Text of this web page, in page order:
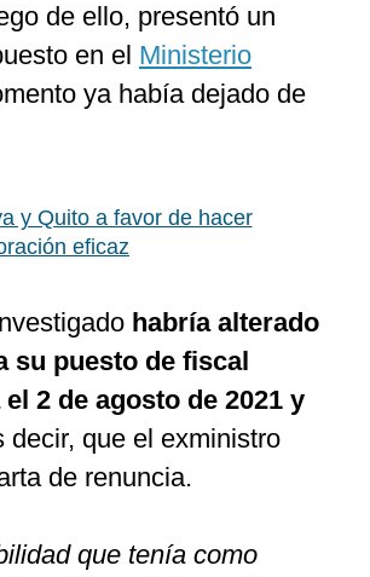
de ello, presentó un
en el Ministerio
ya había dejado de
y Quito a favor de hacer
eficaz
habría alterado
su puesto de fiscal
2 de agosto de 2021 y
decir, que el exministro
de renuncia.
que tenía como